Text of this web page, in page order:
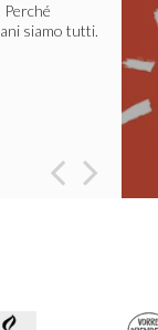
siamo tutti.